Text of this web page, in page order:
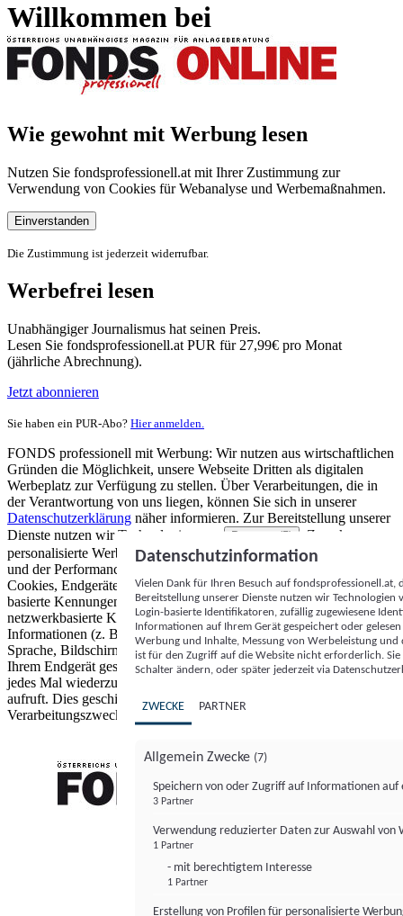
Willkommen bei
Wie gewohnt mit Werbung lesen
Nutzen Sie fondsprofessionell.at mit Ihrer Zustimmung zur
Verwendung von Cookies für Webanalyse und Werbemaßnahmen.
Einverstanden
Die Zustimmung ist jederzeit widerrufbar.
Werbefrei lesen
Unabhängiger Journalismus hat seinen Preis.
Lesen Sie fondsprofessionell.at PUR für 27,99€ pro Monat
(jährliche Abrechnung).
Jetzt abonnieren
Sie haben ein PUR-Abo? Hier anmelden.
FONDS professionell mit Werbung: Wir nutzen aus wirtschaftlichen
Gründen die Möglichkeit, unsere Webseite Dritten als digitalen
Werbeplatz zur Verfügung zu stellen. Über Verarbeitungen, die in
der Verantwortung von uns liegen, können Sie sich in unserer
Datenschutzerklärung näher informieren. Zur Bereitstellung unserer
Dienste nutzen wir Technologien von
Partnern (5)
. Zwecke:
personalisierte Werbung und Inhalte, Messung von Werbeleistung
und der Performance von Inhalten sowie Zielgruppenforschung.
Cookies, Endgeräte- oder ähnliche Online-Kennungen (z. B. login-
basierte Kennungen, zufällig generierte Kennungen,
netzwerkbasierte Kennungen) können zusammen mit anderen
Informationen (z. B. Browsertyp und Browserinformationen,
Sprache, Bildschirmgröße, unterstützte Technologien usw.) auf
Ihrem Endgerät gespeichert oder von dort ausgelesen werden, um es
jedes Mal wiederzuerkennen, wenn es eine App oder einer Webseite
aufruft. Dies geschieht für einen oder mehrere der hier aufgeführten
Verarbeitungszwecke.
Datenschutzinformation
Vielen Dank für Ihren Besuch auf
Bereitstellung unserer Dienste nutzen wir Technologien
Login-basierte Identifikatoren, zufällig zugewiesene
Informationen auf Ihrem Gerät gespeichert oder
Werbung und Inhalte, Messung von Werbeleistung
ist für den Zugriff auf die Website nicht erforderlich.
Schalter ändern, oder später jederzeit via
ZWECKE PARTNER
Allgemein Zwecke (7)
Speichern von oder Zugriff auf Informationen auf
3 Partner
Verwendung reduzierter Daten zur Auswahl von
1 Partner
- mit berechtigtem Interesse
1 Partner
Erstellung von Profilen für personalisierte
FONDS professionell